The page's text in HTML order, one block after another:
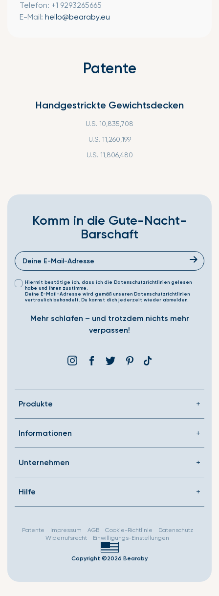
Telefon: +1 9293265665
E-Mail: hello@bearaby.eu
Patente
Handgestrickte Gewichtsdecken
U.S. 10,835,708
U.S. 11,260,199
U.S. 11,806,480
Komm in die Gute-Nacht-
Barschaft
Hiermit bestätige ich, dass ich die Datenschutzrichtlinien gelesen
habe und ihnen zustimme.
Deine E-Mail-Adresse wird gemäß unseren Datenschutzrichtlinien
vertraulich behandelt. Du kannst dich jederzeit wieder abmelden.
Mehr schlafen – und trotzdem nichts mehr
verpassen!
InstagramFacebookÞjórsárdenPinterestTranslation
Produkte
Informationen
Unternehmen
Hilfe
Copyright ©2026 Bearaby
Patente Impressum AGB Cookie-Richtlinie
Datenschutz
Widerrufsrecht
Einwilligungs-Einstellungen